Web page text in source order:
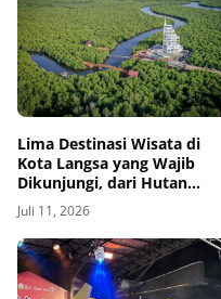
Lima Destinasi Wisata di
Kota Langsa yang Wajib
Dikunjungi, dari Hutan
Mangrove hingga Pantai
Kuala Langsa
Juli 11, 2026